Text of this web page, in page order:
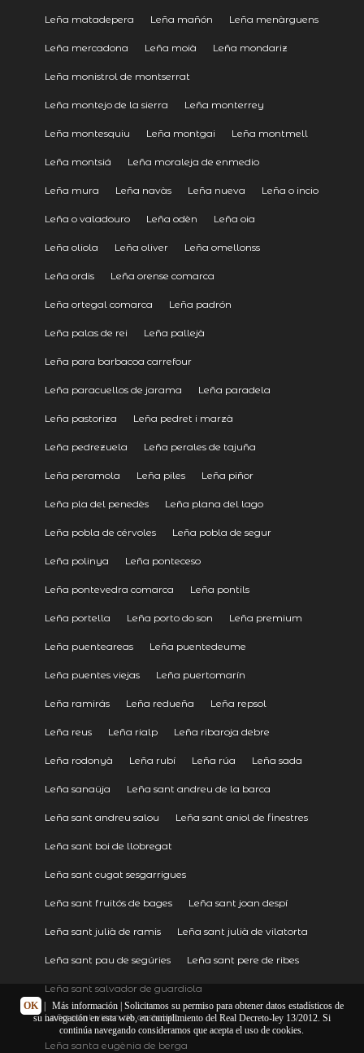
Leña matadepera Leña mañón Leña menàrguens
Leña mercadona Leña moià Leña mondariz
Leña monistrol de montserrat
Leña montejo de la sierra Leña monterrey
Leña montesquiu Leña montgai Leña montmell
Leña montsiá Leña moraleja de enmedio
Leña mura Leña navàs Leña nueva Leña o incio
Leña o valadouro Leña odèn Leña oia
Leña oliola Leña oliver Leña omellonss
Leña ordis Leña orense comarca
Leña ortegal comarca Leña padrón
Leña palas de rei Leña pallejà
Leña para barbacoa carrefour
Leña paracuellos de jarama Leña paradela
Leña pastoriza Leña pedret i marzà
Leña pedrezuela Leña perales de tajuña
Leña peramola Leña piles Leña piñor
Leña pla del penedès Leña plana del lago
Leña pobla de cérvoles Leña pobla de segur
Leña polinya Leña ponteceso
Leña pontevedra comarca Leña pontils
Leña portella Leña porto do son Leña premium
Leña puenteareas Leña puentedeume
Leña puentes viejas Leña puertomarín
Leña ramirás Leña redueña Leña repsol
Leña reus Leña rialp Leña ribaroja debre
Leña rodonyà Leña rubí Leña rúa Leña sada
Leña sanaüja Leña sant andreu de la barca
Leña sant andreu salou Leña sant aniol de finestres
Leña sant boi de llobregat
Leña sant cugat sesgarrigues
Leña sant fruitós de bages Leña sant joan despí
Leña sant julià de ramis Leña sant julià de vilatorta
Leña sant pau de segúries Leña sant pere de ribes
Leña sant salvador de guardiola
Leña sant vicen de castellet
Leña santa eugènia de berga
OK Más información| Solicitamos su permiso para obtener datos estadísticos de
su navegación en esta web, en cumplimiento del Real Decreto-ley 13/2012. Si
continúa navegando consideramos que acepta el uso de cookies.